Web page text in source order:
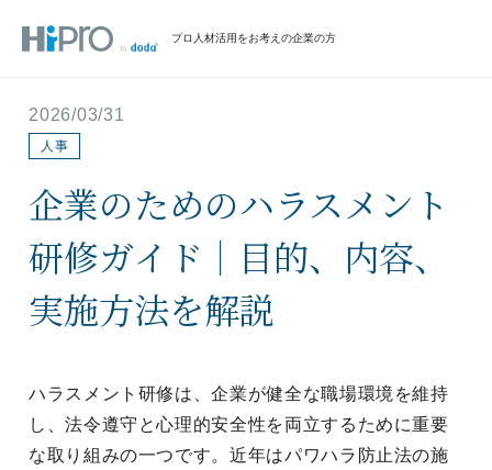
プロ人材活用をお考えの企業の方
2026/03/31
人事
企業のためのハラスメント
研修ガイド｜目的、内容、
実施方法を解説
ハラスメント研修は、企業が健全な職場環境を維持
し、法令遵守と心理的安全性を両立するために重要
な取り組みの一つです。近年はパワハラ防止法の施